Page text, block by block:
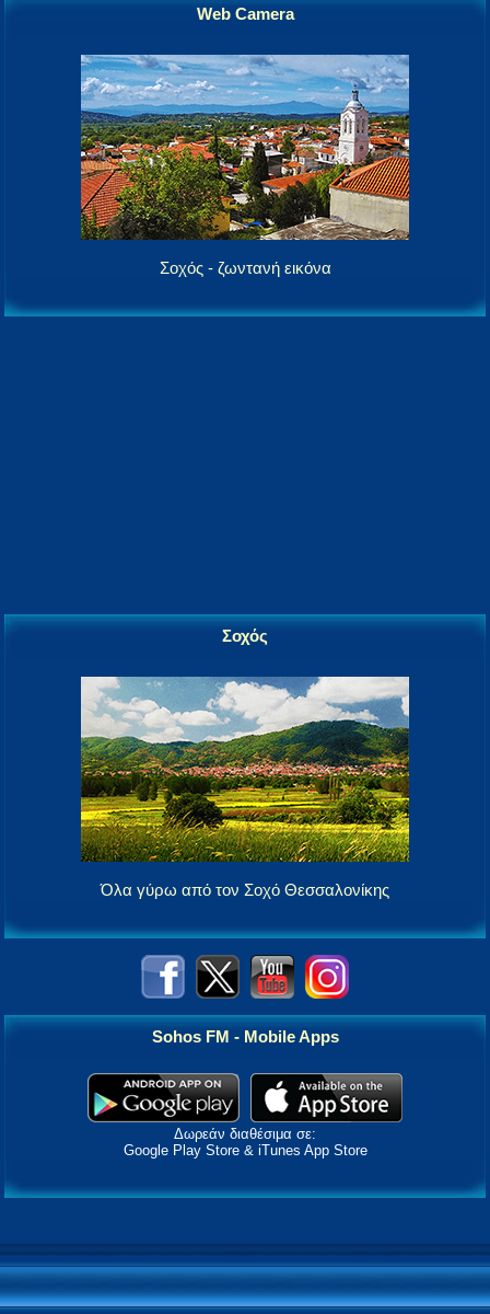
Web Camera
Σοχός - ζωντανή εικόνα
Σοχός
Όλα γύρω από τον Σοχό Θεσσαλονίκης
Sohos FM - Mobile Apps
Δωρεάν διαθέσιμα σε:
Google Play Store & iTunes App Store